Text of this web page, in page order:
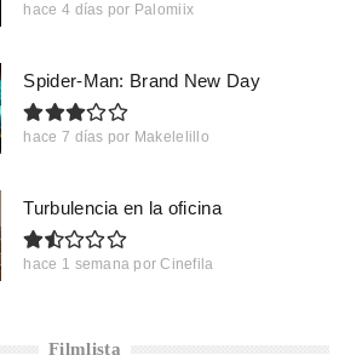
hace 4 días por Palomiix
Spider-Man: Brand New Day
hace 7 días por Makelelillo
Turbulencia en la oficina
hace 1 semana por Cinefila
Filmlista